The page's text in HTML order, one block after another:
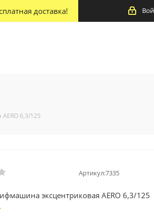
доставка!
6,3/125
Артикул:7335
эксцентриковая AERO 6,3/125